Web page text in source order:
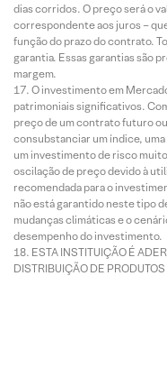
dias corridos. O preço será o
correspondente aos juros –
função do prazo do contrato.
garantia. Essas garantias são
margem.
O investimento em
patrimoniais significativos.
preço de um contrato futuro
consubstanciar um índice,
um investimento de risco
oscilação de preço devido à
recomendada para o
não está garantido neste tipo
mudanças climáticas e o
desempenho do investimento.
ESTA INSTITUIÇÃO É
DISTRIBUIÇÃO DE